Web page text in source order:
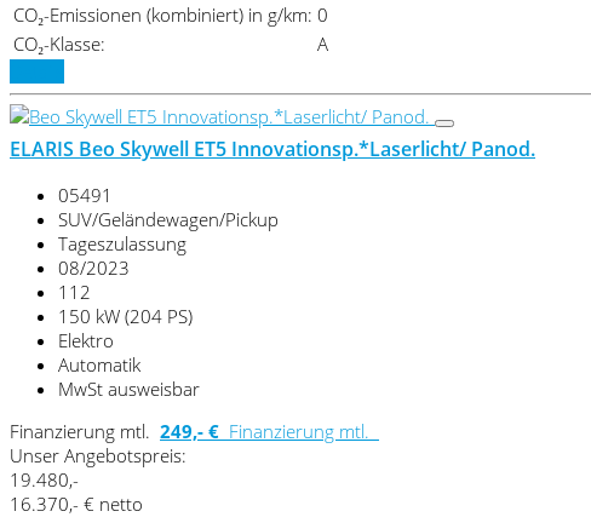
CO₂-Emissionen (kombiniert) in g/km: 0
CO₂-Klasse:
A
ELARIS Beo Skywell ET5 Innovationsp.*Laserlicht/ Panod.
05491
SUV/Geländewagen/Pickup
Tageszulassung
08/2023
112
150 kW (204 PS)
Elektro
Automatik
MwSt ausweisbar
Finanzierung mtl. 249,- € Finanzierung mtl.
Unser Angebotspreis:
19.480,-
16.370,- € netto